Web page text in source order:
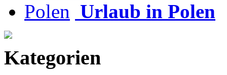
Urlaub in Polen
Kategorien